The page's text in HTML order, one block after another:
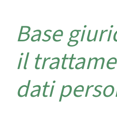
Base
il
dati